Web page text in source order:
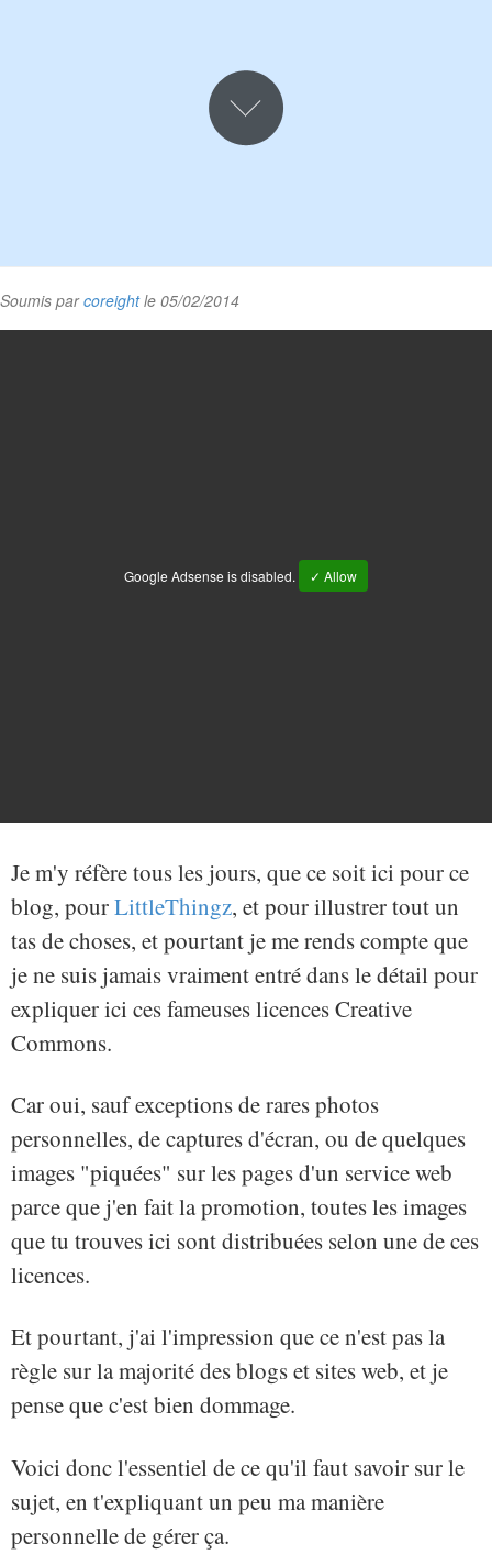
Soumis parcoreightle 05/02/2014
Google Adsense is disabled. ✓ Allow
Je m'y réfère tous les jours, que ce soit ici pour ce
blog, pourLittleThingz, et pour illustrer tout un
tas de choses, et pourtant je me rends compte que
je ne suis jamais vraiment entré dans le détail pour
expliquer ici ces fameuses licences Creative
Commons.
Car oui, sauf exceptions de rares photos
personnelles, de captures d'écran, ou de quelques
images "piquées" sur les pages d'un service web
parce que j'en fait la promotion, toutes les images
que tu trouves ici sont distribuées selon une de ces
licences.
Et pourtant, j'ai l'impression que ce n'est pas la
règle sur la majorité des blogs et sites web, et je
pense que c'est bien dommage.
Voici donc l'essentiel de ce qu'il faut savoir sur le
sujet, en t'expliquant un peu ma manière
personnelle de gérer ça.